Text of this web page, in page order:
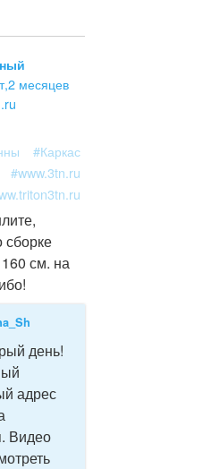
месяцев
#Каркас
#www.3tn.ru
сборке
см. на
день!
адрес
Видео